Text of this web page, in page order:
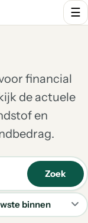
☰
financial
de actuele
en
Zoek